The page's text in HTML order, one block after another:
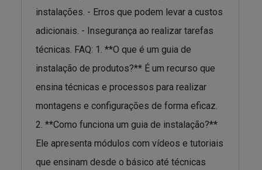
instalações. - Erros que podem levar a custos
adicionais. - Insegurança ao realizar tarefas
técnicas. FAQ: 1. **O que é um guia de
instalação de produtos?** É um recurso que
ensina técnicas e processos para realizar
montagens e configurações de forma eficaz.
2. **Como funciona um guia de instalação?**
Ele apresenta módulos com vídeos e tutoriais
que ensinam desde o básico até técnicas